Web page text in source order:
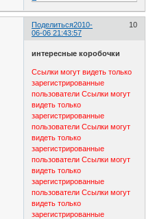
Поделиться 10
2010-
06-06 21:43:57
интересные коробочки
Ссылки могут видеть только
зарегистрированные
пользователи Ссылки могут
видеть только
зарегистрированные
пользователи Ссылки могут
видеть только
зарегистрированные
пользователи Ссылки могут
видеть только
зарегистрированные
пользователи Ссылки могут
видеть только
зарегистрированные